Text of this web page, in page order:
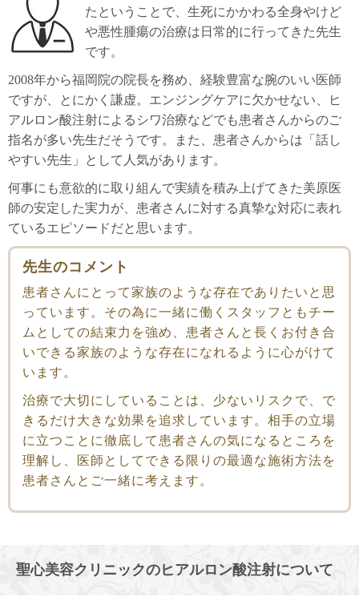
たということで、生死にかかわる全身やけど
や悪性腫瘍の治療は日常的に行ってきた先生
です。
2008年から福岡院の院長を務め、経験豊富な腕のいい医師
ですが、とにかく謙虚。エンジングケアに欠かせない、ヒ
アルロン酸注射によるシワ治療などでも患者さんからのご
指名が多い先生だそうです。また、患者さんからは「話し
やすい先生」として人気があります。
何事にも意欲的に取り組んで実績を積み上げてきた美原医
師の安定した実力が、患者さんに対する真摯な対応に表れ
ているエピソードだと思います。
先生のコメント
患者さんにとって家族のような存在でありたいと思
っています。その為に一緒に働くスタッフともチー
ムとしての結束力を強め、患者さんと長くお付き合
いできる家族のような存在になれるように心がけて
います。
治療で大切にしていることは、少ないリスクで、で
きるだけ大きな効果を追求しています。相手の立場
に立つことに徹底して患者さんの気になるところを
理解し、医師としてできる限りの最適な施術方法を
患者さんとご一緒に考えます。
聖心美容クリニックのヒアルロン酸注射について